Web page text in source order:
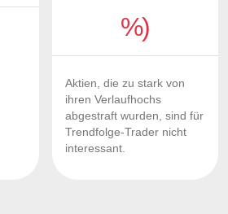
%)
Aktien, die zu stark von
ihren Verlaufhochs
abgestraft wurden, sind für
Trendfolge-Trader nicht
interessant.